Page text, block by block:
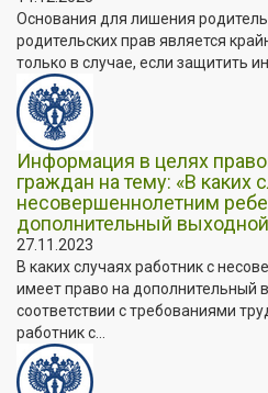
Основания для лишения
родительских прав является
только в случае, если защитить
Информация в целях
граждан на тему: «В каких
несовершеннолетним
дополнительный
27.11.2023
В каких случаях работник с
имеет право на дополнительный
соответствии с требованиями
работник с...